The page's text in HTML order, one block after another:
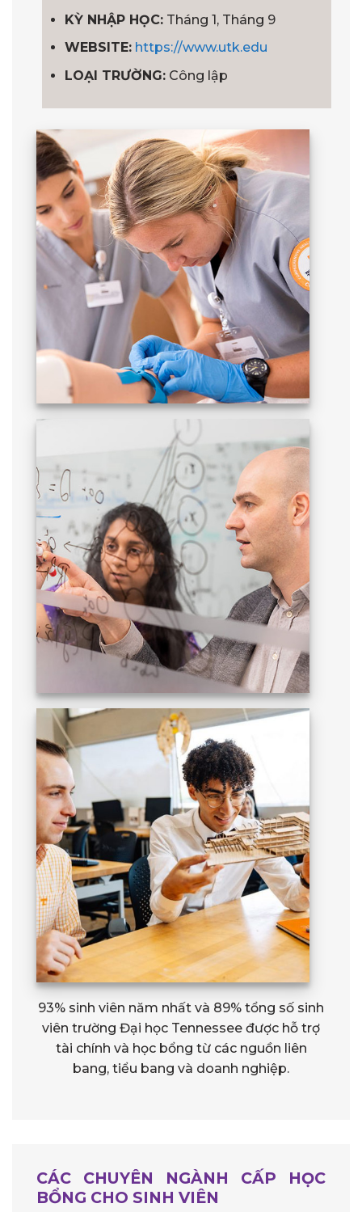
KỲ NHẬP HỌC:Tháng 1, Tháng 9
WEBSITE: https://www.utk.edu
LOẠI TRƯỜNG:Công lập
93% sinh viên năm nhất và 89% tổng số sinh
viên trường Đại học Tennessee được hỗ trợ
tài chính và học bổng từ các nguồn liên
bang, tiểu bang và doanh nghiệp.
CÁC CHUYÊN NGÀNH CẤP HỌC
BỔNG CHO SINH VIÊN